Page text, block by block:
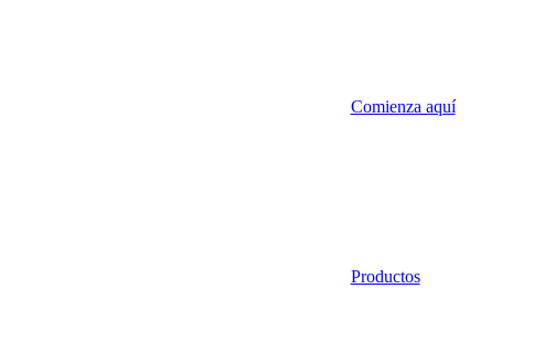
Comienza aquí
Productos